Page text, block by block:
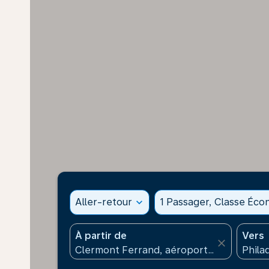
Aller-retour expand_more 1 Passager, Classe
À partir de
close
Vers